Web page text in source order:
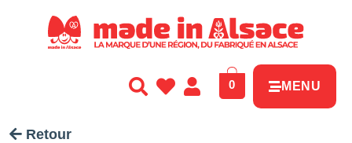
0 MENU
Retour